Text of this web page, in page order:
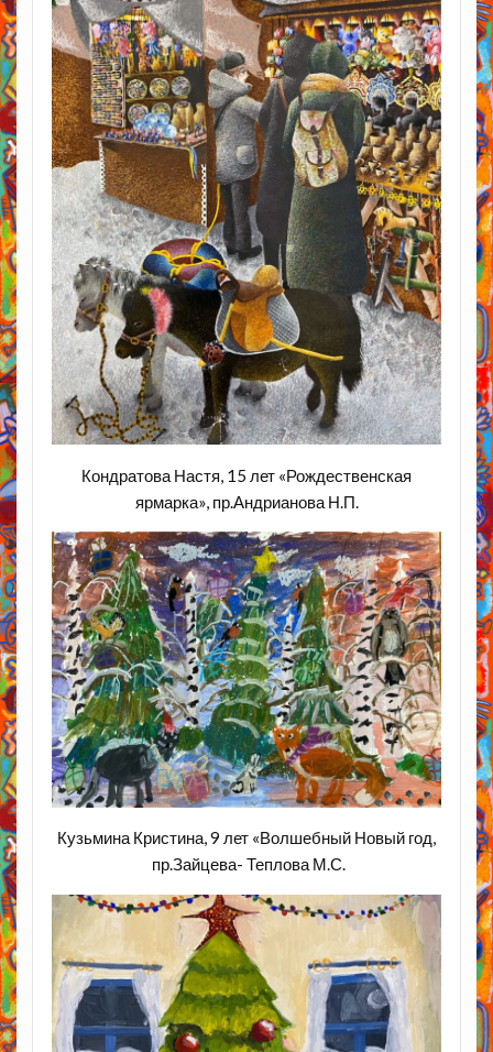
Кондратова Настя, 15 лет «Рождественская
ярмарка», пр.Андрианова Н.П.
Кузьмина Кристина, 9 лет «Волшебный Новый год,
пр.Зайцева- Теплова М.С.